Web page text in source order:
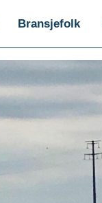
Bransjefolk